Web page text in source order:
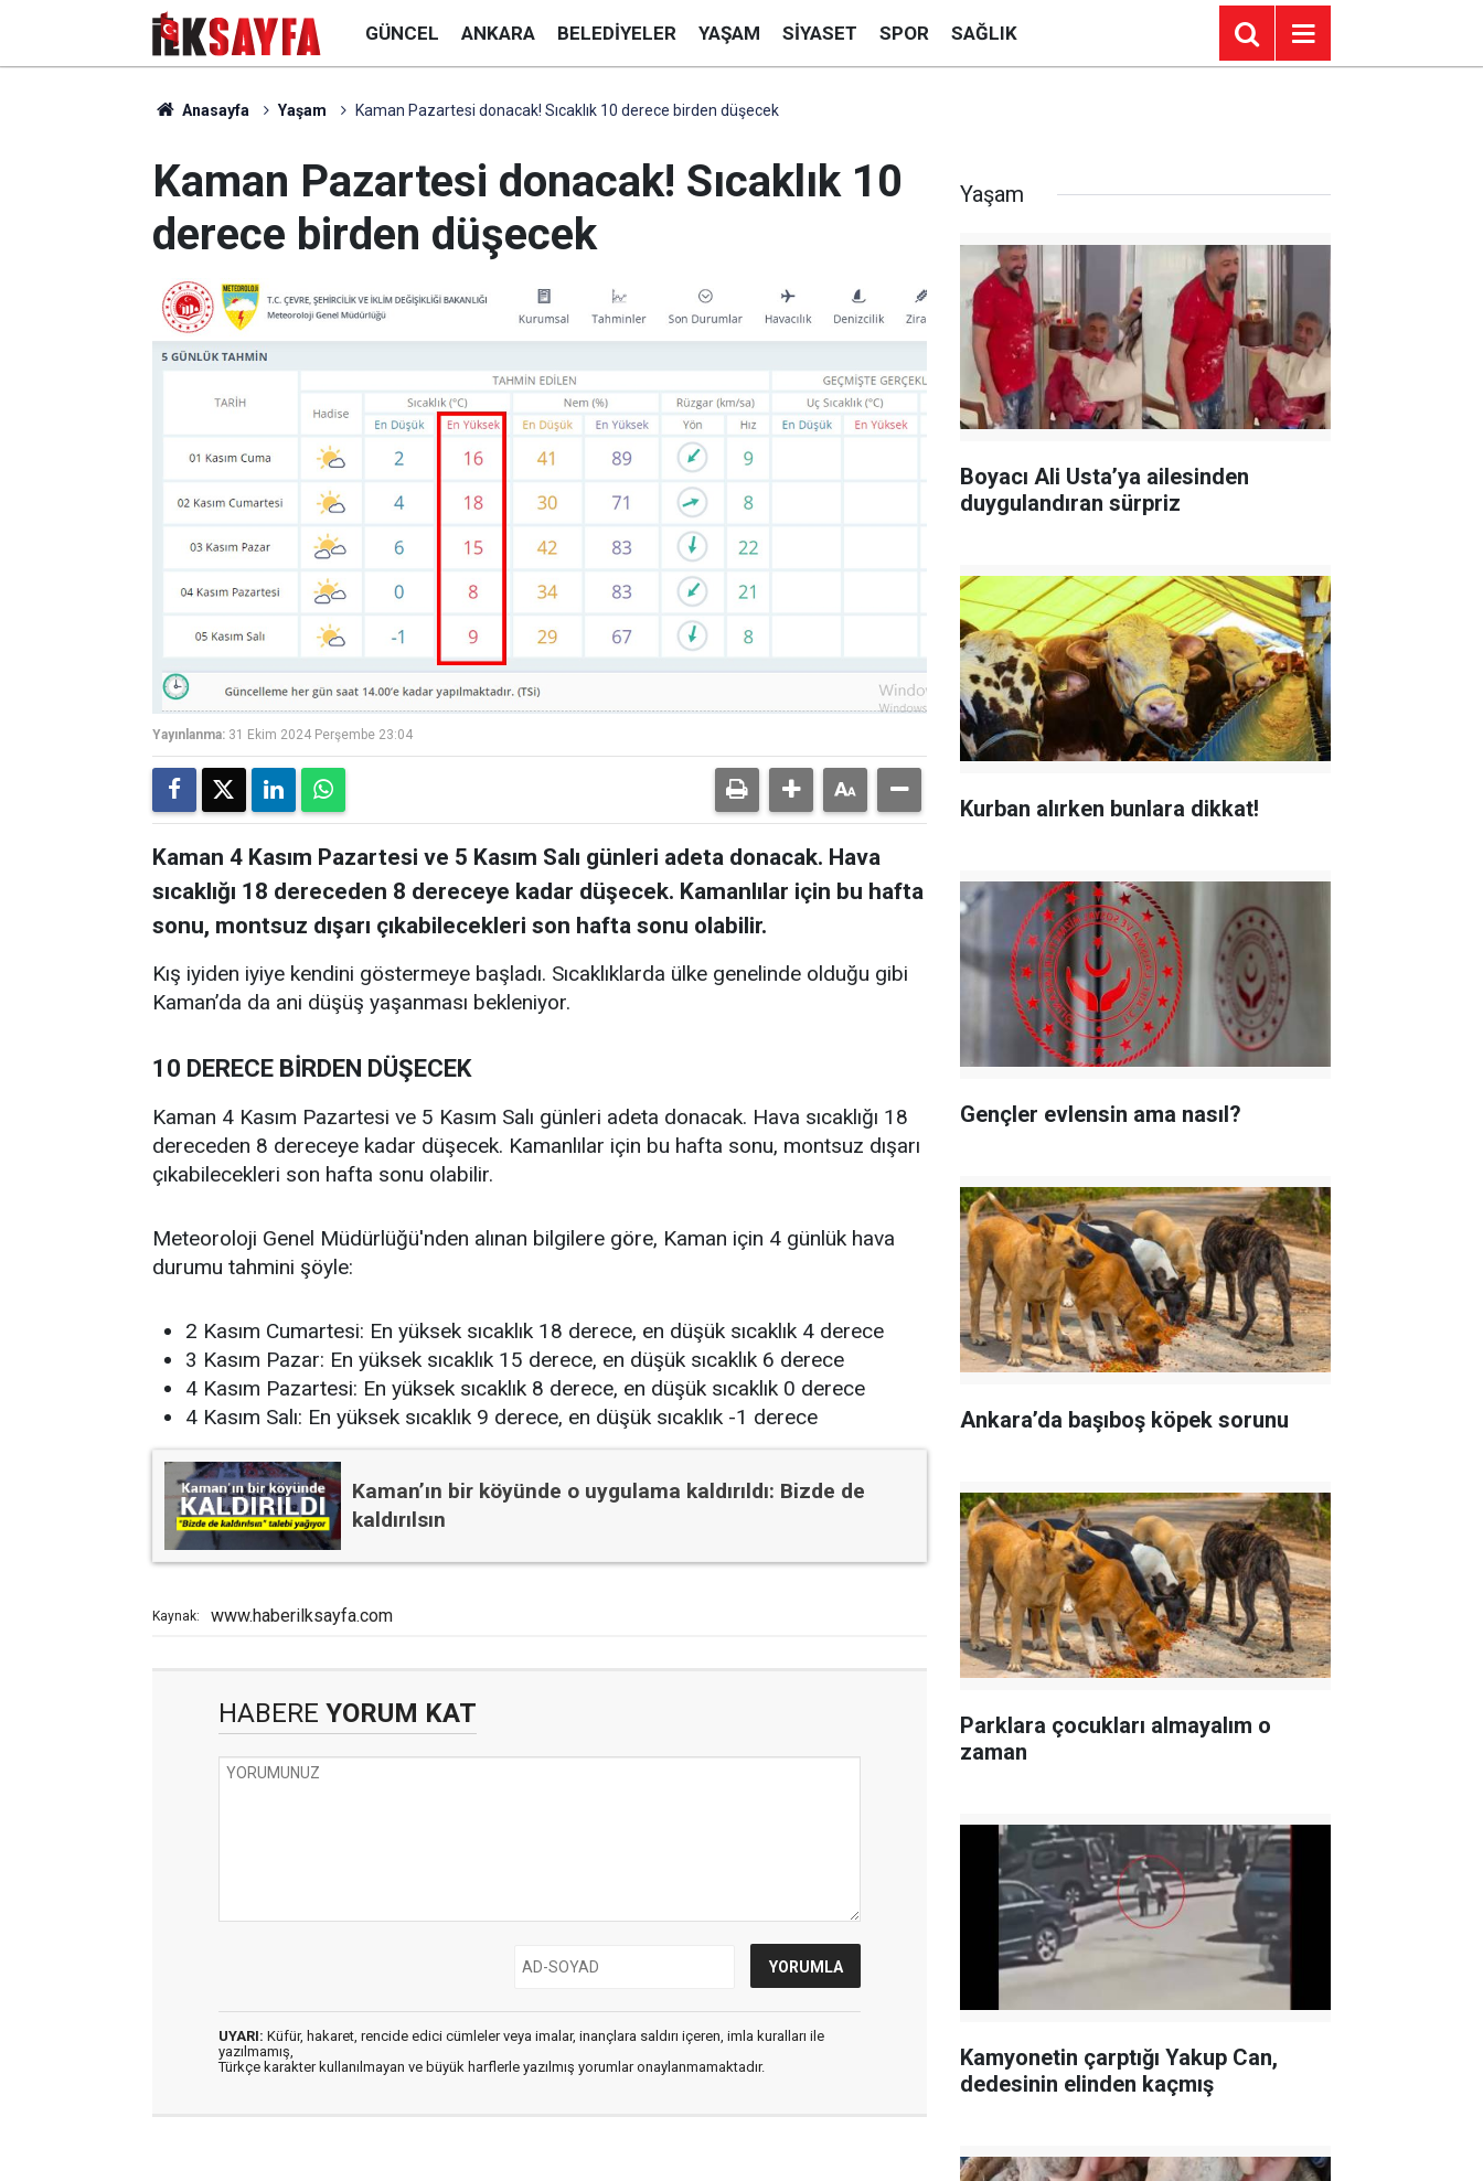
GÜNCEL ANKARA BELEDIYELER YAŞAM SIYASET SPOR SAĞLIK
Anasayfa Yaşam Kaman Pazartesi donacak! Sıcaklık 10 derece birden düşecek
Kaman Pazartesi donacak! Sıcaklık 10
derece birden düşecek
Yayınlanma: 31 Ekim 2024 Perşembe 23:04
Kaman 4 Kasım Pazartesi ve 5 Kasım Salı günleri adeta donacak. Hava
sıcaklığı 18 dereceden 8 dereceye kadar düşecek. Kamanlılar için bu hafta
sonu, montsuz dışarı çıkabilecekleri son hafta sonu olabilir.
Kış iyiden iyiye kendini göstermeye başladı. Sıcaklıklarda ülke genelinde olduğu gibi
Kaman’da da ani düşüş yaşanması bekleniyor.
10 DERECE BİRDEN DÜŞECEK
Kaman 4 Kasım Pazartesi ve 5 Kasım Salı günleri adeta donacak. Hava sıcaklığı 18
dereceden 8 dereceye kadar düşecek. Kamanlılar için bu hafta sonu, montsuz dışarı
çıkabilecekleri son hafta sonu olabilir.
Meteoroloji Genel Müdürlüğü'nden alınan bilgilere göre, Kaman için 4 günlük hava
durumu tahmini şöyle:
2 Kasım Cumartesi: En yüksek sıcaklık 18 derece, en düşük sıcaklık 4 derece
3 Kasım Pazar: En yüksek sıcaklık 15 derece, en düşük sıcaklık 6 derece
4 Kasım Pazartesi: En yüksek sıcaklık 8 derece, en düşük sıcaklık 0 derece
4 Kasım Salı: En yüksek sıcaklık 9 derece, en düşük sıcaklık -1 derece
Kaman’ın bir köyünde o uygulama kaldırıldı: Bizde de
kaldırılsın
Kaynak: www.haberilksayfa.com
HABERE YORUM KAT
UYARI: Küfür, hakaret, rencide edici cümleler veya imalar, inançlara saldırı içeren, imla kuralları ile
yazılmamış,
Türkçe karakter kullanılmayan ve büyük harflerle yazılmış yorumlar onaylanmamaktadır.
Yaşam
Boyacı Ali Usta’ya ailesinden
duygulandıran sürpriz
Kurban alırken bunlara dikkat!
Gençler evlensin ama nasıl?
Ankara’da başıboş köpek sorunu
Parklara çocukları almayalım o
zaman
Kamyonetin çarptığı Yakup Can,
dedesinin elinden kaçmış